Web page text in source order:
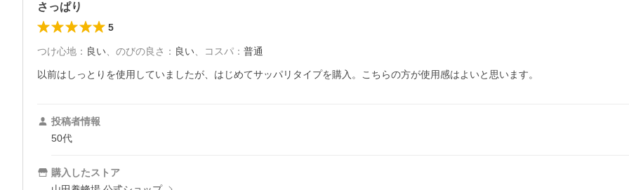
さっぱり
5
つけ心地 ： 良い、 のびの良さ ： 良い、 コスパ ： 普通
以前はしっとりを使用していましたが、はじめてサッパリタイプを購入。こちらの方が使用感はよいと思います。
投稿者情報
50代
購入したストア